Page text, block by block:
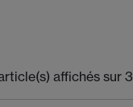
affichés sur 3